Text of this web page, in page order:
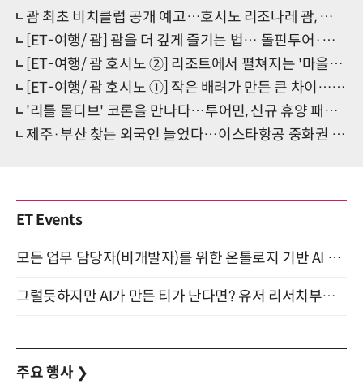
괌 최초 비치클럽 공개 예고…호시노 리조나레 괌, 서울국제관광전 참가
[ET-여행/ 괌] 괌을 더 깊게 즐기는 법… 돌핀투어·별빛투어·차모로 야시장
[ET-여행/ 괌 호시노 ②] 리조트에서 펼쳐지는 '마을잔치'… 호시노 괌이 보여준 현지 문화의 힘
[ET-여행/ 괌 호시노 ①] 작은 배려가 만든 큰 차이… 호시노 괌의 가족 친화 공간
'리틀 몰디브' 코론을 만나다…투어민, 신규 휴양 패키지 론칭
제주·부산 찾는 외국인 늘었다…이스타항공 중화권 노선 탑승객 증가
ET Events
모든 업무 담당자(비개발자)를 위한 온톨로지 기반 AI 지식체계 설계 1-day 워크숍 8월 20일 개최
그럴듯하지만 AI가 만든 티가 난다면? 유저 리서치부터 배포까지! (9/15)
주요 행사 ❯